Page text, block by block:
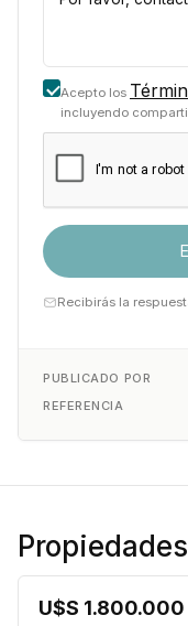
Acepto los
incluyendo
Recibirás la
PUBLICADO POR
REFERENCIA
U$S 1.800.000